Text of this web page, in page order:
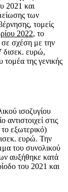
2021 και
των
τομείς
2022, το
σχέση με την
δισεκ. ευρώ,
της γενικής
ισοζυγίου
στις
εξωτερικό)
ευρώ. Την
του συνολικού
αυξήθηκε κατά
του 2021 και